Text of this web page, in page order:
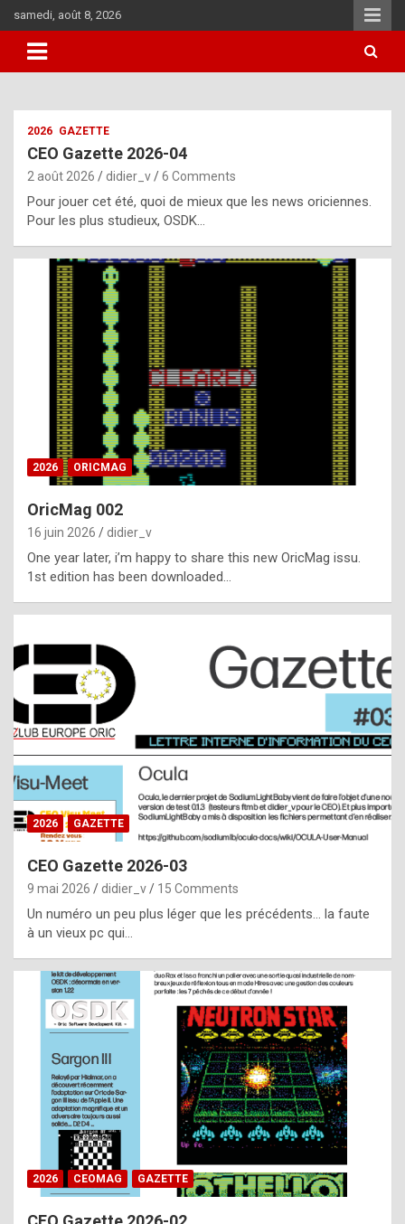
to
content
samedi, août 8, 2026
i
u
l
y
d
i
ff
i
l
t
t
s
t
a
s
i
e
f
o
m
m
a
y
b
e
b
y
2026 GAZETTE
CEO Gazette 2026-04
2 août 2026 didier_v 6 Comments
Pour jouer cet été, quoi de mieux que les news oriciennes.
Pour les plus studieux, OSDK…
2026 ORICMAG
OricMag 002
16 juin 2026 didier_v
One year later, i’m happy to share this new OricMag issu.
1st edition has been downloaded…
2026 GAZETTE
CEO Gazette 2026-03
9 mai 2026 didier_v 15 Comments
Un numéro un peu plus léger que les précédents… la faute
à un vieux pc qui…
2026 CEOMAG GAZETTE